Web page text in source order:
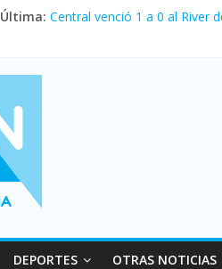
Última: Central venció 1 a 0 al River
Vacaciones de invierno con
Fuerte caída de la venta de
DEPORTES OTRAS NOTICIAS